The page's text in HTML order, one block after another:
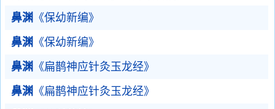
鼻渊 《保幼新编》
鼻渊 《保幼新编》
鼻渊 《扁鹊神应针灸玉龙经》
鼻渊 《扁鹊神应针灸玉龙经》